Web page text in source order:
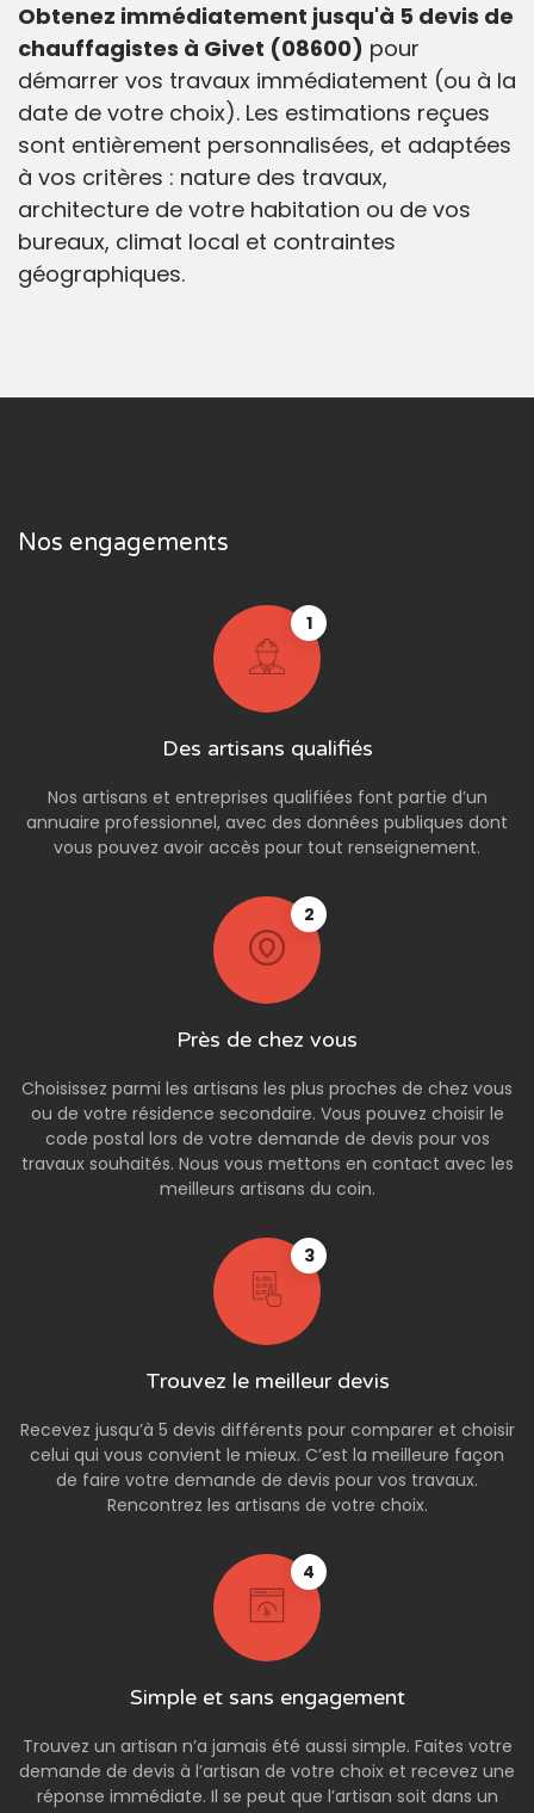
Obtenez immédiatement jusqu'à 5 devis de
chauffagistes à Givet (08600) pour
démarrer vos travaux immédiatement (ou à la
date de votre choix). Les estimations reçues
sont entièrement personnalisées, et adaptées
à vos critères : nature des travaux,
architecture de votre habitation ou de vos
bureaux, climat local et contraintes
géographiques.
Nos engagements
1
Des artisans qualifiés
Nos artisans et entreprises qualifiées font partie d’un
annuaire professionnel, avec des données publiques dont
vous pouvez avoir accès pour tout renseignement.
2
Près de chez vous
Choisissez parmi les artisans les plus proches de chez vous
ou de votre résidence secondaire. Vous pouvez choisir le
code postal lors de votre demande de devis pour vos
travaux souhaités. Nous vous mettons en contact avec les
meilleurs artisans du coin.
3
Trouvez le meilleur devis
Recevez jusqu’à 5 devis différents pour comparer et choisir
celui qui vous convient le mieux. C’est la meilleure façon
de faire votre demande de devis pour vos travaux.
Rencontrez les artisans de votre choix.
4
Simple et sans engagement
Trouvez un artisan n’a jamais été aussi simple. Faites votre
demande de devis à l’artisan de votre choix et recevez une
réponse immédiate. Il se peut que l’artisan soit dans un